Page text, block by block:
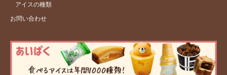
アイスの種類
お問い合わせ